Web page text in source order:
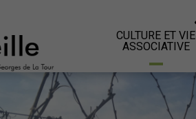
CULTURE ET VIE
ASSOCIATIVE